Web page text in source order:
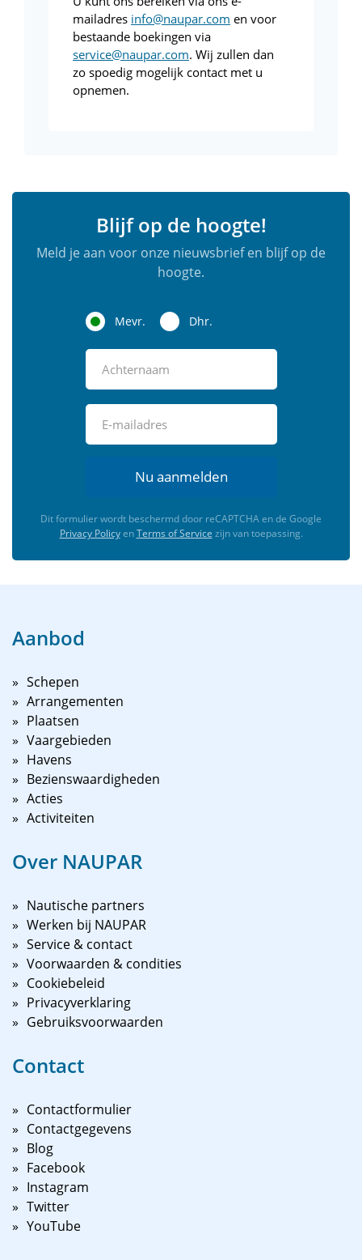
mailadres info@naupar.com en voor
bestaande boekingen via
service@naupar.com. Wij zullen dan
zo spoedig mogelijk contact met u
opnemen.
Blijf op de hoogte!
Meld je aan voor onze nieuwsbrief en blijf op de
hoogte.
Mevr. Dhr.
Nu aanmelden
Dit formulier wordt beschermd door reCAPTCHA en de Google
Privacy PolicyenTerms of Service zijn van toepassing.
Aanbod
Schepen
Arrangementen
Plaatsen
Vaargebieden
Havens
Bezienswaardigheden
Acties
Activiteiten
Over NAUPAR
Nautische partners
Werken bij NAUPAR
Service & contact
Voorwaarden & condities
Cookiebeleid
Privacyverklaring
Gebruiksvoorwaarden
Contact
Contactformulier
Contactgegevens
Blog
Facebook
Instagram
Twitter
YouTube